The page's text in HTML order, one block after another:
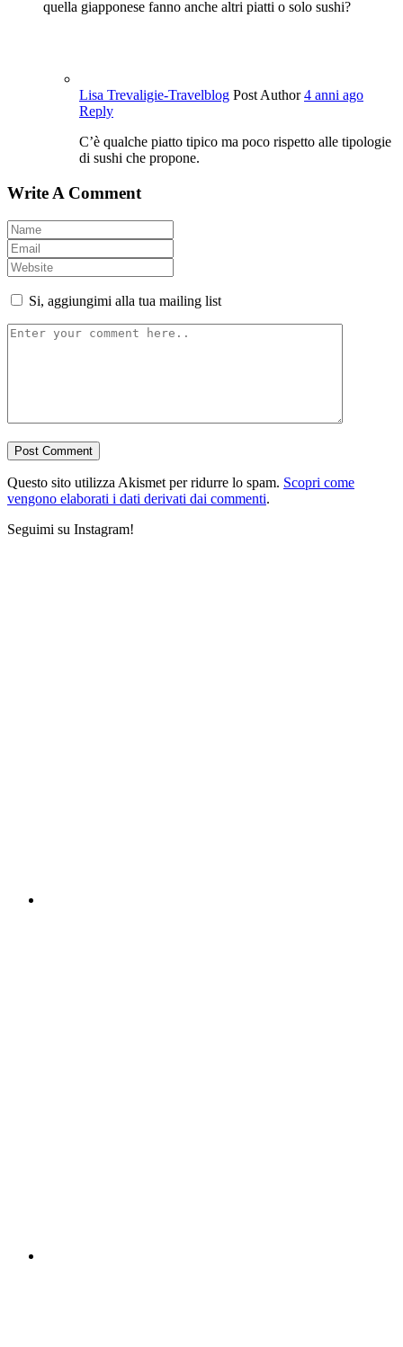
quella giapponese fanno anche altri piatti o solo sushi?
Lisa Trevaligie-Travelblog Post Author 4 anni ago
Reply
C’è qualche piatto tipico ma poco rispetto alle tipologie
di sushi che propone.
Write A Comment
Si, aggiungimi alla tua mailing list
Questo sito utilizza Akismet per ridurre lo spam. Scopri come
vengono elaborati i dati derivati dai commenti.
Seguimi su Instagram!